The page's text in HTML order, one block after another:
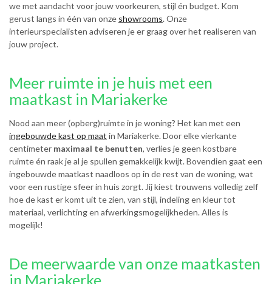
we met aandacht voor jouw voorkeuren, stijl én budget. Kom
gerust langs in één van onze showrooms. Onze
interieurspecialisten adviseren je er graag over het realiseren van
jouw project.
Meer ruimte in je huis met een
maatkast in Mariakerke
Nood aan meer (opberg)ruimte in je woning? Het kan met een
ingebouwde kast op maat in Mariakerke. Door elke vierkante
centimeter maximaal te benutten, verlies je geen kostbare
ruimte én raak je al je spullen gemakkelijk kwijt. Bovendien gaat een
ingebouwde maatkast naadloos op in de rest van de woning, wat
voor een rustige sfeer in huis zorgt. Jij kiest trouwens volledig zelf
hoe de kast er komt uit te zien, van stijl, indeling en kleur tot
materiaal, verlichting en afwerkingsmogelijkheden. Alles is
mogelijk!
De meerwaarde van onze maatkasten
in Mariakerke